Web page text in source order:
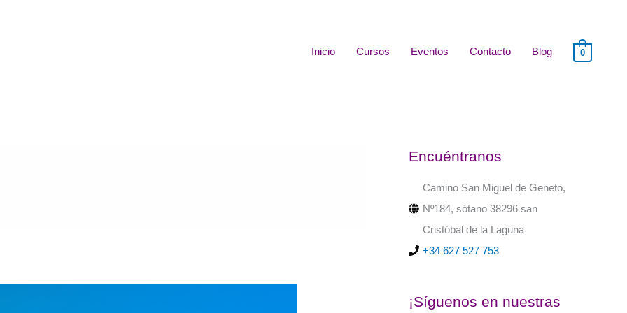
Inicio Cursos Eventos Contacto Blog 0
Encuéntranos
Camino San Miguel de Geneto,
Nº184, sótano 38296 san
Cristóbal de la Laguna
+34 627 527 753
¡Síguenos en nuestras